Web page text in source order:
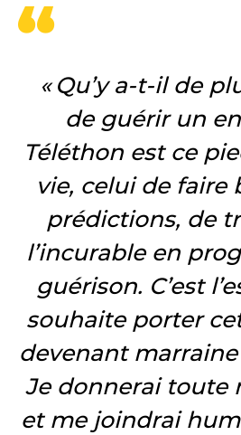
« Qu’y a-t-il de
de guérir un
Téléthon est ce
vie, celui de faire
prédictions, de
l’incurable en
guérison. C’est
souhaite porter
devenant
Je donnerai toute
et me joindrai